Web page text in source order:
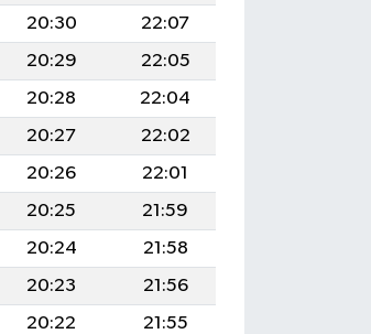
20:30
22:07
20:29
22:05
20:28
22:04
20:27
22:02
20:26
22:01
20:25
21:59
20:24
21:58
20:23
21:56
20:22
21:55